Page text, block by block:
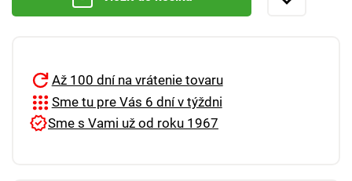
Až 100 dní na vrátenie tovaru
Sme tu pre Vás 6 dní v týždni
Sme s Vami už od roku 1967